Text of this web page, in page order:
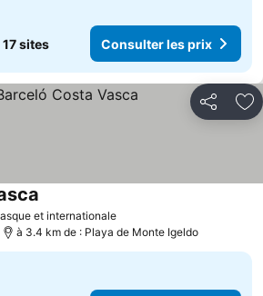
17 sites Consulter les prix
Partager
et internationale
à 3.4 km de : Playa de Monte Igeldo